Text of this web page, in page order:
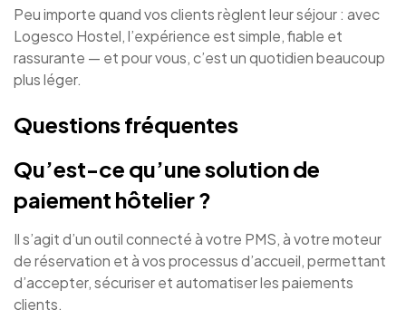
Peu importe quand vos clients règlent leur séjour : avec
Logesco Hostel, l’expérience est simple, fiable et
rassurante — et pour vous, c’est un quotidien beaucoup
plus léger.
Questions fréquentes
Qu’est-ce qu’une solution de
paiement hôtelier ?
Il s’agit d’un outil connecté à votre PMS, à votre moteur
de réservation et à vos processus d’accueil, permettant
d’accepter, sécuriser et automatiser les paiements
clients.